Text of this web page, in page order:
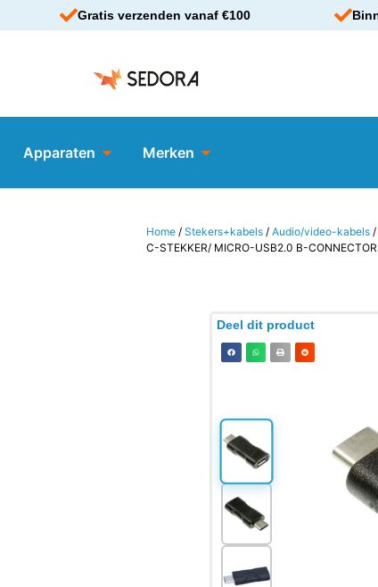
Gratis verzenden vanaf €100
Apparaten Merken
Home /Stekers+kabels /Audio/video-kabels /
C-STEKKER/ MICRO-USB2.0 B-CONNECTOR
Deel dit product